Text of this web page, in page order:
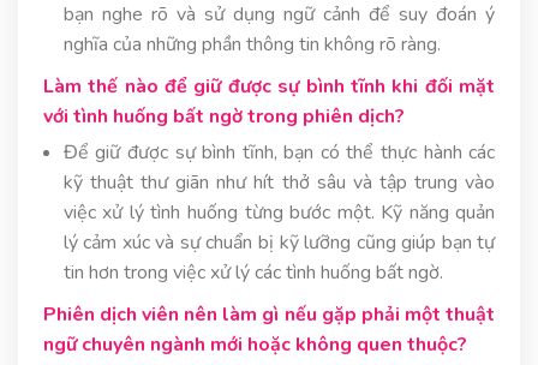
bạn nghe rõ và sử dụng ngữ cảnh để suy đoán ý
nghĩa của những phần thông tin không rõ ràng.
Làm thế nào để giữ được sự bình tĩnh khi đối mặt
với tình huống bất ngờ trong phiên dịch?
Để giữ được sự bình tĩnh, bạn có thể thực hành các
kỹ thuật thư giãn như hít thở sâu và tập trung vào
việc xử lý tình huống từng bước một. Kỹ năng quản
lý cảm xúc và sự chuẩn bị kỹ lưỡng cũng giúp bạn tự
tin hơn trong việc xử lý các tình huống bất ngờ.
Phiên dịch viên nên làm gì nếu gặp phải một thuật
ngữ chuyên ngành mới hoặc không quen thuộc?